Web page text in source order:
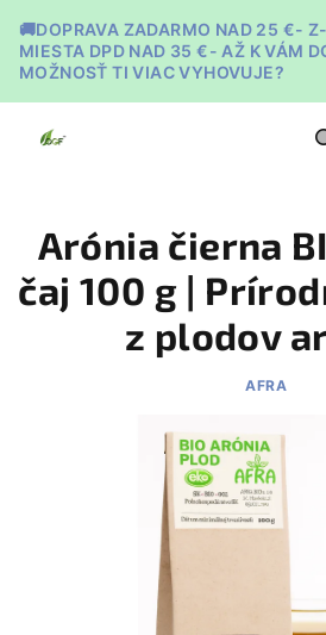
na
obsah
🚚DOPRAVA ZADARMO NAD 25 €-
MIESTA DPD NAD 35 €- AŽ K VÁM
MOŽNOSŤ TI VIAC VYHOVUJE?
Arónia čierna
čaj 100 g |
z plodov
AFRA